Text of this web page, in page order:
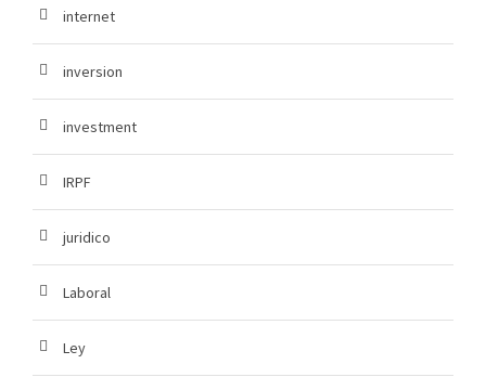
internet
inversion
investment
IRPF
juridico
Laboral
Ley